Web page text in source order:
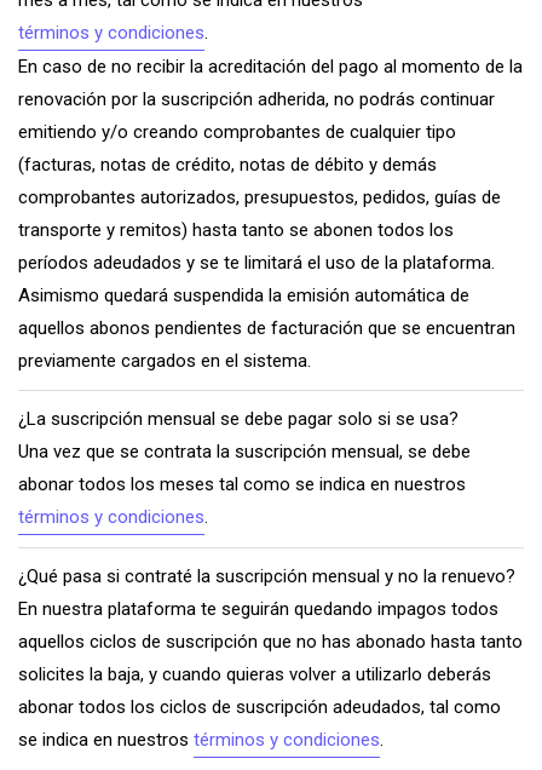
términos y condiciones.
En caso de no recibir la acreditación del pago al momento de la
renovación por la suscripción adherida, no podrás continuar
emitiendo y/o creando comprobantes de cualquier tipo
(facturas, notas de crédito, notas de débito y demás
comprobantes autorizados, presupuestos, pedidos, guías de
transporte y remitos) hasta tanto se abonen todos los
períodos adeudados y se te limitará el uso de la plataforma.
Asimismo quedará suspendida la emisión automática de
aquellos abonos pendientes de facturación que se encuentran
previamente cargados en el sistema.
¿La suscripción mensual se debe pagar solo si se usa?
Una vez que se contrata la suscripción mensual, se debe
abonar todos los meses tal como se indica en nuestros
términos y condiciones.
¿Qué pasa si contraté la suscripción mensual y no la renuevo?
En nuestra plataforma te seguirán quedando impagos todos
aquellos ciclos de suscripción que no has abonado hasta tanto
solicites la baja, y cuando quieras volver a utilizarlo deberás
abonar todos los ciclos de suscripción adeudados, tal como
se indica en nuestros términos y condiciones.